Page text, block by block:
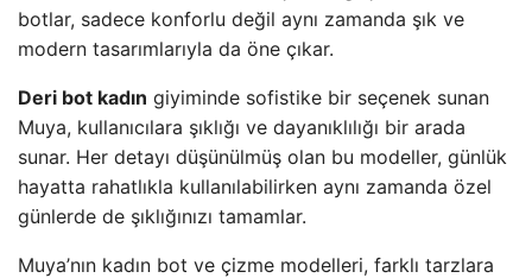
botlar, sadece konforlu değil aynı zamanda şık ve
modern tasarımlarıyla da öne çıkar.
Deri bot kadın giyiminde sofistike bir seçenek sunan
Muya, kullanıcılara şıklığı ve dayanıklılığı bir arada
sunar. Her detayı düşünülmüş olan bu modeller, günlük
hayatta rahatlıkla kullanılabilirken aynı zamanda özel
günlerde de şıklığınızı tamamlar.
Muya’nın kadın bot ve çizme modelleri, farklı tarzlara